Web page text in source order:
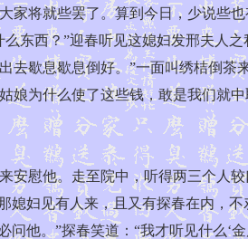
将就些罢了。算到今日，少说些
东西？”迎春听见这媳妇发邢夫人
歇息歇息倒好。”一面叫绣桔倒
为什么使了这些钱，敢是我们就
他。走至院中，听得两三个人较
妇见有人来，且又有探春在内，
他。”探春笑道：“我才听见什么‘